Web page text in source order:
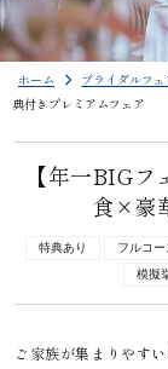
ホーム ブライダルフェ
典付きプレミアムフェア
【年一BIG
食×豪
特典あり フルコー
模擬
ご家族が集まりやす